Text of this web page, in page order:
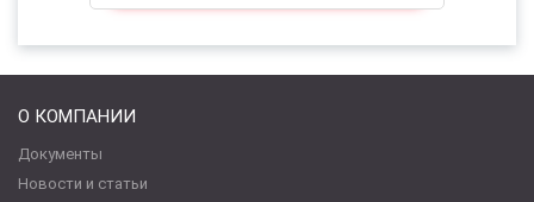
О КОМПАНИИ
Документы
Новости и статьи